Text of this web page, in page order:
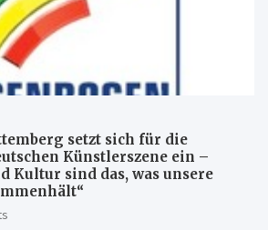
setzt sich für die
Künstlerszene ein –
Kultur sind das, was unsere